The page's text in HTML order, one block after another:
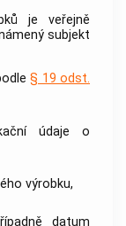
je veřejně
subjekt
§ 19 odst.
údaje o
výrobku,
datum